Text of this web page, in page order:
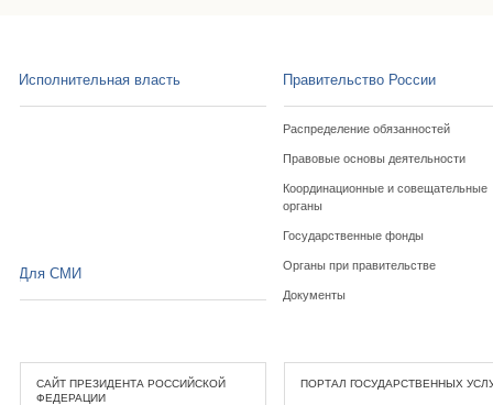
Исполнительная власть Правительство России
Распределение обязанностей
Правовые основы деятельности
Координационные и совещательные
органы
Государственные фонды
Органы при правительстве
Документы
Для СМИ
САЙТ ПРЕЗИДЕНТА РОССИЙСКОЙ
ФЕДЕРАЦИИ
ПОРТАЛ ГОСУДАРСТВЕННЫХ